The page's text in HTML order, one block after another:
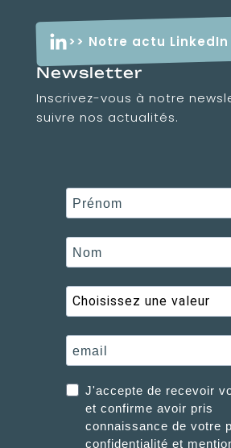
>> Notre actu LinkedIn
Newsletter
Inscrivez-vous à notre
suivre nos actualités.
J'accepte de recevoir
et confirme avoir pris
connaissance de votre
confidentialité et